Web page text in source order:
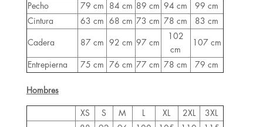
Pecho
79 cm 84 cm 89 cm 94 cm
99 cm
Cintura
63 cm 68 cm 73 cm 78 cm 83 cm
Cadera 87 cm 92 cm 97 cm
102
cm
107 cm
Entrepierna 75 cm 76 cm 77 cm 78 cm 79 cm
Hombres
XS S M XL 2XL 3XL